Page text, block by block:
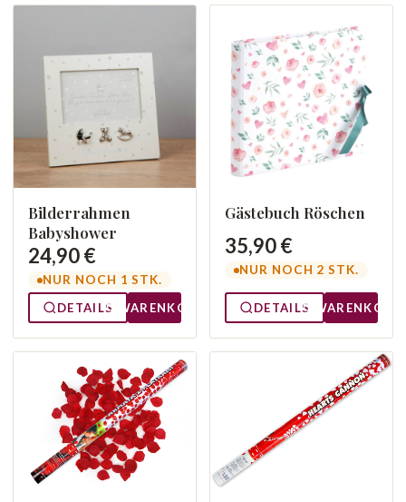
Bilderrahmen
Babyshower
24,90 €
NUR NOCH 1 STK.
DETAILS
WARENKORB
Gästebuch Röschen
35,90 €
NUR NOCH 2 STK.
DETAILS WARENKORB